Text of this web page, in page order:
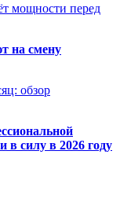
мощности перед
на смену
обзор
в силу в 2026 году